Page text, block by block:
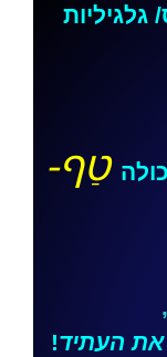
גלגיליות
טַף-
,
העתיד!